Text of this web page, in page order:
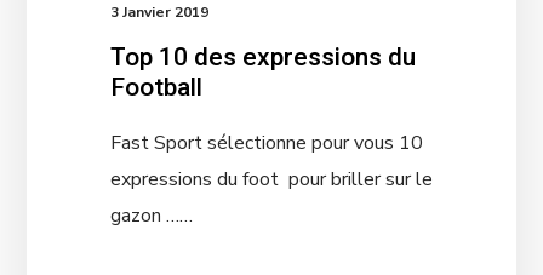
3 Janvier 2019
Top 10 des expressions du
Football
Fast Sport sélectionne pour vous 10
expressions du foot pour briller sur le
gazon ……